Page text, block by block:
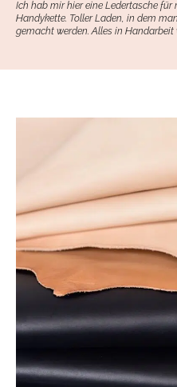
Ich hab mir hier eine Ledertasche
Handykette. Toller Laden, in dem
gemacht werden. Alles in Handarbeit